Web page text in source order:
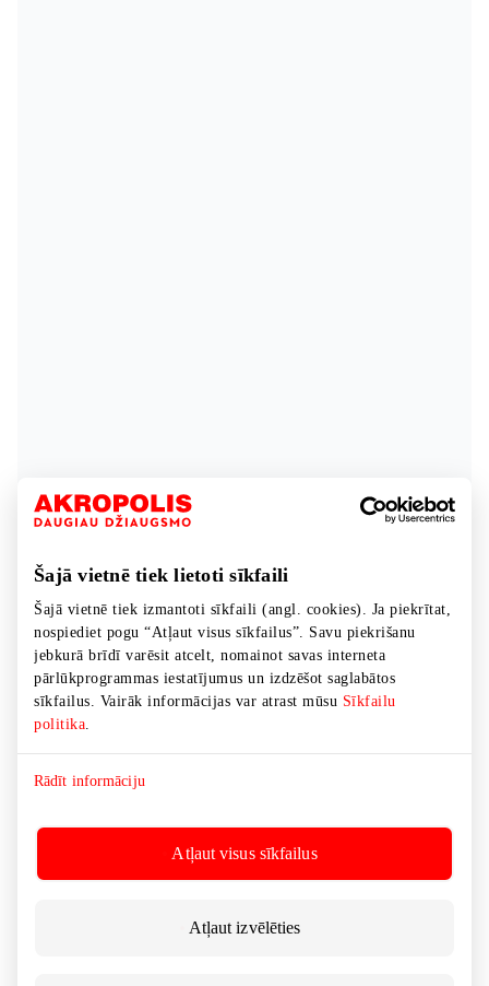
Šajā vietnē tiek lietoti sīkfaili
Šajā vietnē tiek izmantoti sīkfaili (angl. cookies). Ja piekrītat,
nospiediet pogu “Atļaut visus sīkfailus”. Savu piekrišanu
jebkurā brīdī varēsit atcelt, nomainot savas interneta
pārlūkprogrammas iestatījumus un izdzēšot saglabātos
sīkfailus. Vairāk informācijas var atrast mūsu Sīkfailu
politika
Rādīt informāciju
Atļaut visus sīkfailus
Atļaut izvēlēties